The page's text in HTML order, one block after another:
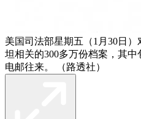
美国司法部星期五（1月30日
坦相关的300多万份档案，其
电邮往来。 （路透社）